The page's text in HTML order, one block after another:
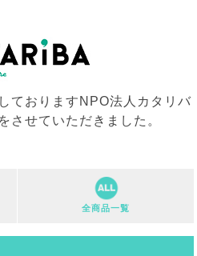
ておりますNPO法人カタリバ
させていただきました。
全商品一覧